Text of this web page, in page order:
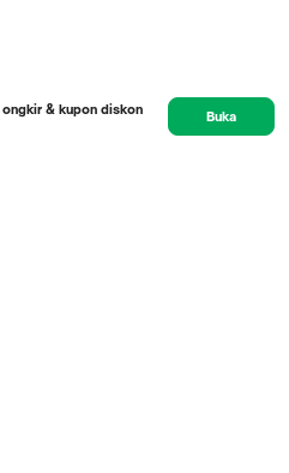
& kupon diskon
Buka